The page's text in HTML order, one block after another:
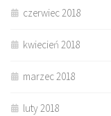
czerwiec 2018
kwiecień 2018
marzec 2018
luty 2018